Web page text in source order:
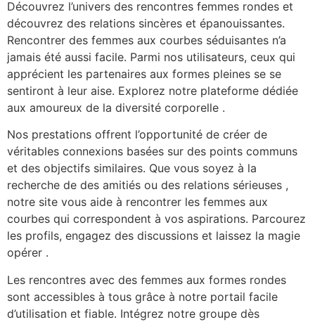
Découvrez l’univers des rencontres femmes rondes et
découvrez des relations sincères et épanouissantes.
Rencontrer des femmes aux courbes séduisantes n’a
jamais été aussi facile. Parmi nos utilisateurs, ceux qui
apprécient les partenaires aux formes pleines se se
sentiront à leur aise. Explorez notre plateforme dédiée
aux amoureux de la diversité corporelle .
Nos prestations offrent l’opportunité de créer de
véritables connexions basées sur des points communs
et des objectifs similaires. Que vous soyez à la
recherche de des amitiés ou des relations sérieuses ,
notre site vous aide à rencontrer les femmes aux
courbes qui correspondent à vos aspirations. Parcourez
les profils, engagez des discussions et laissez la magie
opérer .
Les rencontres avec des femmes aux formes rondes
sont accessibles à tous grâce à notre portail facile
d’utilisation et fiable. Intégrez notre groupe dès